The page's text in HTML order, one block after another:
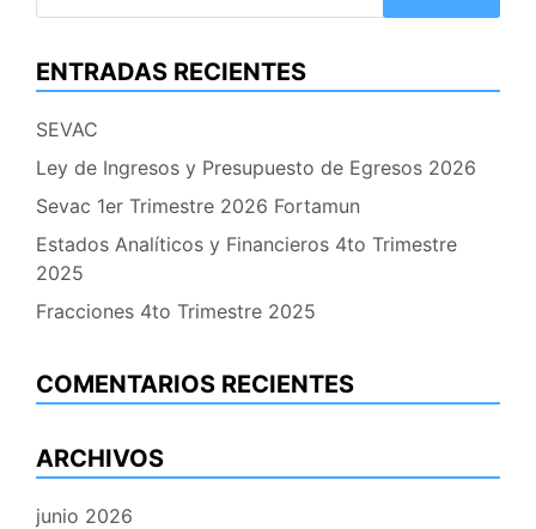
ENTRADAS RECIENTES
SEVAC
Ley de Ingresos y Presupuesto de Egresos 2026
Sevac 1er Trimestre 2026 Fortamun
Estados Analíticos y Financieros 4to Trimestre
2025
Fracciones 4to Trimestre 2025
COMENTARIOS RECIENTES
ARCHIVOS
junio 2026